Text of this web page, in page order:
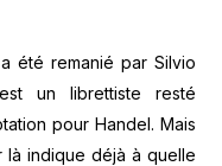
été remanié par Silvio
un librettiste resté
pour Handel. Mais
là indique déjà à quelle